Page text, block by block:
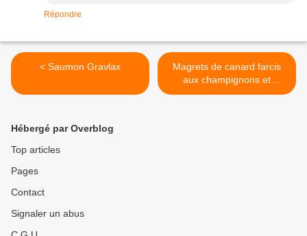
Répondre
< Saumon Gravlax
Magrets de canard farcis
aux champignons et
châtaignes >
Hébergé par Overblog
Top articles
Pages
Contact
Signaler un abus